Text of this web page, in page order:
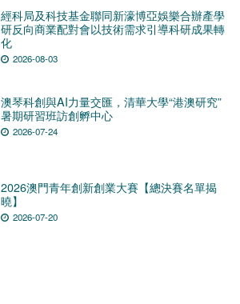
經科局及科技基金聯同新濠博亞娛樂合辦產學
研反向商業配對會以技術需求引導科研成果轉
化
2026-08-03
澳琴科創與AI力量交匯，清華大學“港澳研究”
暑期研習班訪創孵中心
2026-07-24
2026澳門青年創新創業大賽【總決賽名單揭
曉】
2026-07-20